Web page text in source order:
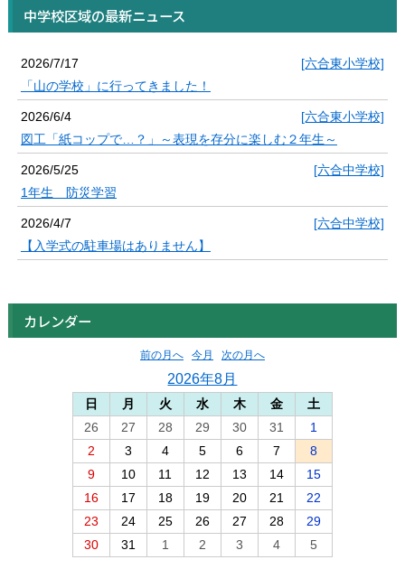
中学校区域の最新ニュース
2026/7/17
[六合東小学校]
「山の学校」に行ってきました！
2026/6/4
[六合東小学校]
図工「紙コップで…？」～表現を存分に楽しむ２年生～
2026/5/25
[六合中学校]
1年生 防災学習
2026/4/7
[六合中学校]
【入学式の駐車場はありません】
カレンダー
前の月へ 今月 次の月へ
2026年8月
日 月 火 水 木 金
土
26
27 28 29 30 31
1
2
3 4 5 6 7
8
9
10 11 12 13 14
15
16
17 18 19 20 21
22
23
24 25 26 27 28
29
30
31 1 2 3 4 5